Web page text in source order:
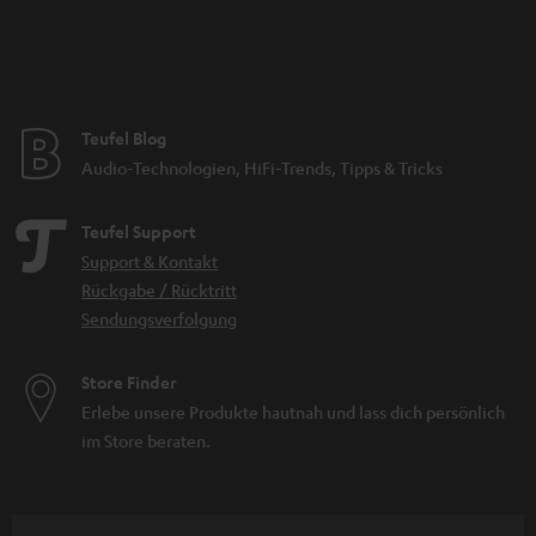
Teufel Blog
Audio-Technologien, HiFi-Trends, Tipps & Tricks
Teufel Support
Support & Kontakt
Rückgabe / Rücktritt
Sendungsverfolgung
Store Finder
Erlebe unsere Produkte hautnah und lass dich persönlich
im Store beraten.